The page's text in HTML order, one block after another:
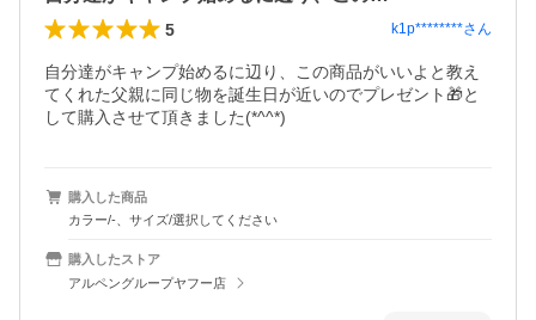
5 k1p********さん
自分達がキャンプ始めるに辺り、この商品がいいよと教え
てくれた父親に同じ物を誕生日が近いのでプレゼント🎁と
して購入させて頂きました(*^^*)
購入した商品
カラー/-、サイズ/選択してください
購入したストア
アルペングループヤフー店